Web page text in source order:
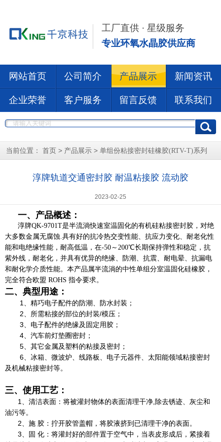
工厂直供 · 星级服务
专业环氧水晶胶供应商
网站首页 公司简介 产品展示 新闻资讯
企业荣誉 客户服务 留言反馈 联系我们
当前位置： 首页 > 产品展示 > 单组份粘接密封硅橡胶(RTV-T)系列
淳牌轨道交通密封胶 耐温粘接胶 流动胶
2023-02-25
一、产品概述：
淳牌QK-9701T是半流淌快速室温固化的有机硅粘接密封胶，对绝
大多数金属无腐蚀.具有好的抗冷热交变性能、抗应力变化、耐老化性
能和电绝缘性能，耐高低温，在-50～200℃长期保持弹性和稳定，抗
紫外线，耐老化，并具有优异的绝缘、防潮、抗震、耐电晕、抗漏电
和耐化学介质性能。本产品属半流淌的中性单组分室温固化硅橡胶，
完全符合欧盟 ROHS 指令要求。
二、典型用途：
1、精巧电子配件的防潮、防水封装；
2、所需粘接的部位的封装/模压；
3、电子配件的绝缘及固定用胶；
4、汽车前灯垫圈密封；
5、其它金属及塑料的粘接及密封；
6、冰箱、微波炉、线路板、电子元器件、太阳能领域粘接密封
及机械粘接密封等。
三、使用工艺：
1、清洁表面：将被灌封物体的表面清理干净,除去锈迹、灰尘和
油污等。
2、施 胶：拧开胶管盖帽，将胶液挤到已清理干净的表面。
3、固 化：将灌封好的部件置于空气中，当表皮形成后，紧接着